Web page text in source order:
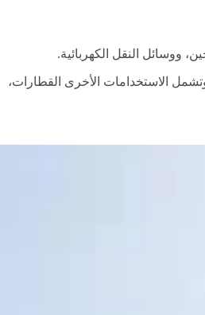
ووسائل النقل الكهربائية.
الاستخدامات الأخرى القطارات،